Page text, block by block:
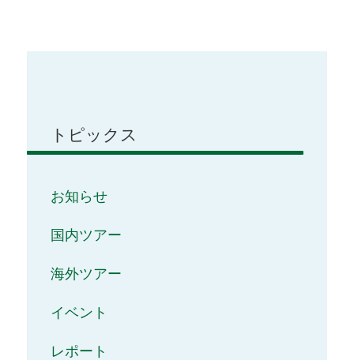
トピックス
お知らせ
国内ツアー
海外ツアー
イベント
レポート